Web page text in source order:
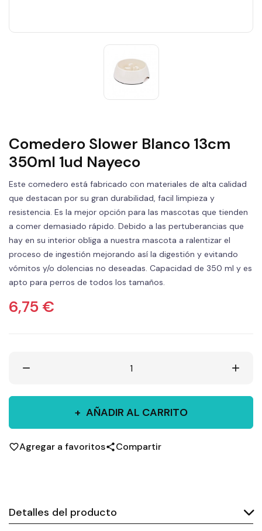
Comedero Slower Blanco 13cm
350ml 1ud Nayeco
Este comedero está fabricado con materiales de alta calidad
que destacan por su gran durabilidad, facil limpieza y
resistencia. Es la mejor opción para las mascotas que tienden
a comer demasiado rápido. Debido a las pertuberancias que
hay en su interior obliga a nuestra mascota a ralentizar el
proceso de ingestión mejorando así la digestión y evitando
vómitos y/o dolencias no deseadas. Capacidad de 350 ml y es
apto para perros de todos los tamaños.
6,75 €
remove add
AÑADIR AL CARRITO
favorite_borderAgregar a favoritosshareCompartir
Detalles del producto